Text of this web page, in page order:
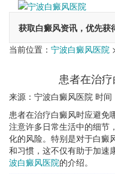
获取白癜风资讯，优先获
当前位置： 宁波白癜风医院
患者在治
来源：宁波白癜风医院 时
患者在治疗白癜风时应避免
注意许多日常生活中的细节
化的风险。特别是对于白癜
和习惯，这不仅有助于加速
波白癜风医院的介绍。